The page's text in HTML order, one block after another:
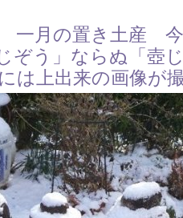
一月の置き土産
ぞう」ならぬ「壺
は上出来の画像が